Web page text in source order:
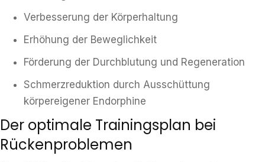
Verbesserung der Körperhaltung
Erhöhung der Beweglichkeit
Förderung der Durchblutung und Regeneration
Schmerzreduktion durch Ausschüttung
körpereigener Endorphine
Der optimale Trainingsplan bei
Rückenproblemen